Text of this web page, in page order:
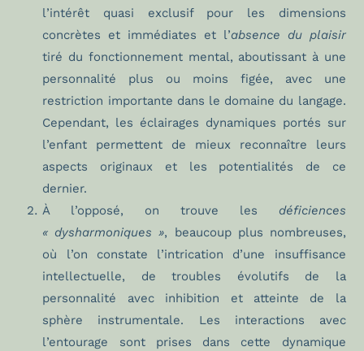
l’intérêt quasi exclusif pour les dimensions
concrètes et immédiates et l’absence du plaisir
tiré du fonctionnement mental, aboutissant à une
personnalité plus ou moins figée, avec une
restriction importante dans le domaine du langage.
Cependant, les éclairages dynamiques portés sur
l’enfant permettent de mieux reconnaître leurs
aspects originaux et les potentialités de ce
dernier.
À l’opposé, on trouve les déficiences
« dysharmoniques », beaucoup plus nombreuses,
où l’on constate l’intrication d’une insuffisance
intellectuelle, de troubles évolutifs de la
personnalité avec inhibition et atteinte de la
sphère instrumentale. Les interactions avec
l’entourage sont prises dans cette dynamique